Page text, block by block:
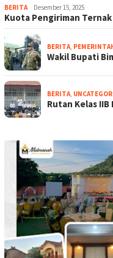
BERITA Desember 15, 2025
Kuota Pengiriman
BERITA,
Wakil Bupati
BERITA,
Rutan Kelas